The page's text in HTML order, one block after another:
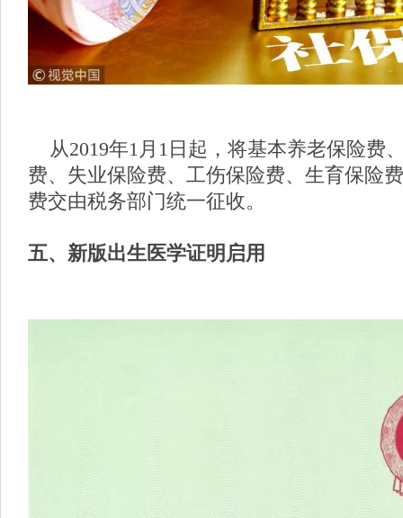
从2019年1月1日起，将基本养老保险费
费、失业保险费、工伤保险费、生育保险
费交由税务部门统一征收。
五、 新版出生医学证明启用